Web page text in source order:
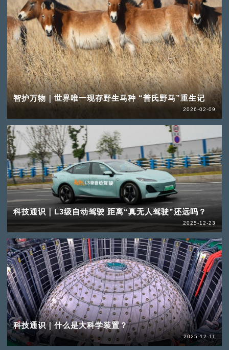
智护万物｜世界唯一现存野生马种 “普氏野马”重生记
2026-02-09
科技通识｜L3级自动驾驶 距离“真无人驾驶”还远吗？
2025-12-23
科技通识｜什么是大科学装置？
2025-12-11